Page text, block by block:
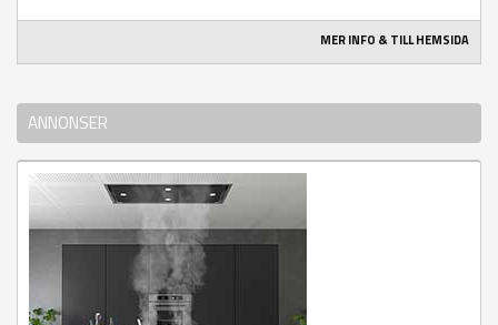
MER INFO & TILL HEMSIDA
ANNONSER